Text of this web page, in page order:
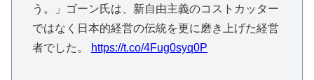
う。」ゴーン氏は、新自由主義のコストカッター
ではなく日本的経営の伝統を更に磨き上げた経営
者でした。
https://t.co/4Fug0syq0P